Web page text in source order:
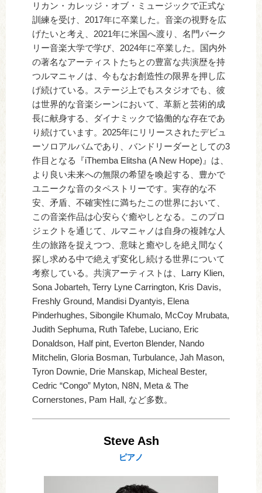
リカン・カレッジ・オブ・ミュージックで正式な
訓練を受け、2017年に卒業した。音楽の視野を広
げたいと考え、2021年に米国へ渡り、名門バーク
リー音楽大学で学び、2024年に卒業した。国内外
の著名なアーティストたちとの豊富な共演歴を持
つルマニャノは、今もなお創造性の限界を押し広
げ続けている。ステージ上でもスタジオでも、彼
は世界的な音楽シーンにおいて、革新と芸術的成
長に献身する、ダイナミックで協働的な存在であ
り続けています。2025年にリリースされたデビュ
ーソロアルバムであり、バンドリーダーとしての3
作目となる『iThemba Elitsha (A New Hope)』は、
より良い未来への無限の希望を喚起する、豊かで
ユニークな音のタペストリーです。実存的な不
安、矛盾、不確実性に満ちたこの世界において、
この音楽作品は心安らぐ癒やしとなる。このプロ
ジェクトを通じて、ルマニャノは自身の複雑な人
生の旅路を捉えつつ、意味と癒やしを絶え間なく
探し求める中で絶えず変化し続ける世界について
考察している。共演アーティストは、Larry Klien,
Sona Jobarteh, Terry Lyne Carrington, Kris Davis,
Freshly Ground, Mandisi Dyantyis, Elena
Pinderhughes, Sibongile Khumalo, McCoy Mrubata,
Judith Sephuma, Ruth Tafebe, Luciano, Eric
Donaldson, Half pint, Everton Blender, Nando
Mitchelin, Gloria Bosman, Turbulance, Jah Mason,
Tyron Downie, Drie Manskap, Micheal Bester,
Cedric “Congo” Myton, N8N, Meta & The
Cornerstones, Pam Hall, など多数。
Steve Ash
ピアノ